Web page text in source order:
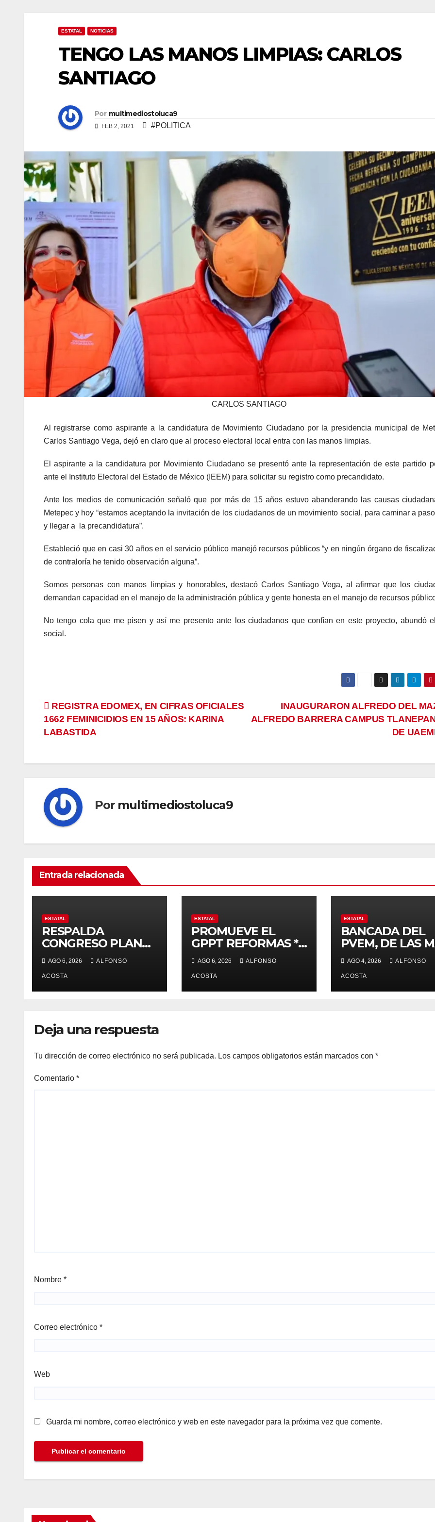
ESTATAL NOTICIAS
TENGO LAS MANOS LIMPIAS: CARLOS
SANTIAGO
Por multimediostoluca9
FEB 2, 2021 #POLITICA
CARLOS SANTIAGO
Al registrarse como aspirante a la candidatura de Movimiento Ciudadano por la presidencia municipal de
Carlos Santiago Vega, dejó en claro que al proceso electoral local entra con las manos limpias.
El aspirante a la candidatura por Movimiento Ciudadano se presentó ante la representación de este partido
ante el Instituto Electoral del Estado de México (IEEM) para solicitar su registro como precandidato.
Ante los medios de comunicación señaló que por más de 15 años estuvo abanderando las causas
Metepec y hoy “estamos aceptando la invitación de los ciudadanos de un movimiento social, para caminar a
y llegar a la precandidatura”.
Estableció que en casi 30 años en el servicio público manejó recursos públicos “y en ningún órgano de
de contraloría he tenido observación alguna”.
Somos personas con manos limpias y honorables, destacó Carlos Santiago Vega, al afirmar que los
demandan capacidad en el manejo de la administración pública y gente honesta en el manejo de recursos
No tengo cola que me pisen y así me presento ante los ciudadanos que confían en este proyecto, abundó
social.
Navegación
de
INAUGURARON ALFREDO DEL
ALFREDO BARRERA CAMPUS
DE
REGISTRA EDOMEX, EN CIFRAS OFICIALES
1662 FEMINICIDIOS EN 15 AÑOS: KARINA
LABASTIDA
Por multimediostoluca9
Entrada relacionada
ESTATAL
RESPALDA
CONGRESO PLAN
ZONA ORIENTE *
Reciben
reconocimiento de
la gobernadora
AGO 6, 2026 ALFONSO
ACOSTA
ESTATAL
PROMUEVE EL
GPPT REFORMAS *
Salud, electoral y
justicia, de las
principales
AGO 6, 2026 ALFONSO
ACOSTA
ESTATAL
BANCADA DEL
PVEM, DE LAS
ACTIVAS
AGO 4, 2026 ALFONSO
ACOSTA
Deja una respuesta
Tu dirección de correo electrónico no será publicada. Los campos obligatorios están marcados con *
Comentario *
Nombre *
Correo electrónico *
Web
Guarda mi nombre, correo electrónico y web en este navegador para la próxima vez que comente.